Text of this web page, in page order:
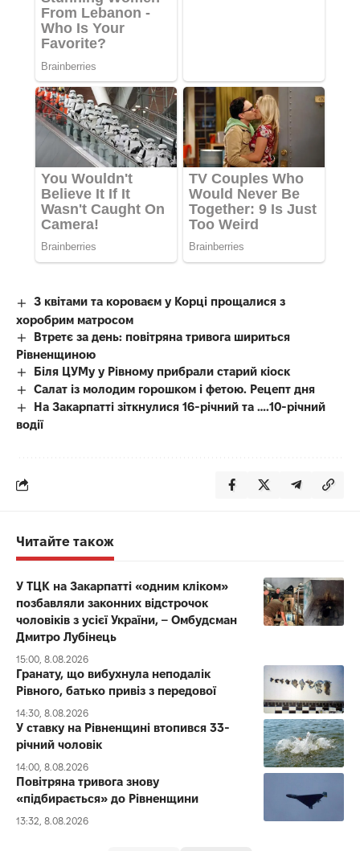
З квітами та короваєм у Корці прощалися з
хоробрим матросом
Втретє за день: повітряна тривога шириться
Рівненщиною
Біля ЦУМу у Рівному прибрали старий кіоск
Салат із молодим горошком і фетою. Рецепт дня
На Закарпатті зіткнулися 16-річний та ….10-річний
водії
Читайте також
У ТЦК на Закарпатті «одним кліком»
позбавляли законних відстрочок
чоловіків з усієї України, – Омбудсман
Дмитро Лубінець
15:00, 8.08.2026
Гранату, що вибухнула неподалік
Рівного, батько привіз з передової
14:30, 8.08.2026
У ставку на Рівненщині втопився 33-
річний чоловік
14:00, 8.08.2026
Повітряна тривога знову
«підбирається» до Рівненщини
13:32, 8.08.2026